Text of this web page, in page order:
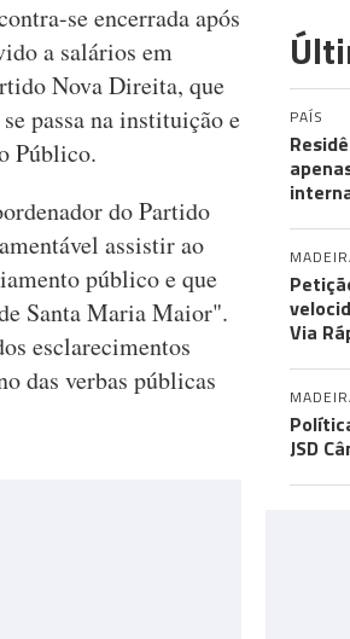
se encerrada após
a salários em
Nova Direita, que
passa na instituição e
Público.
do Partido
assistir ao
público e que
Santa Maria Maior".
esclarecimentos
das verbas públicas
PAÍS
Via
JSD